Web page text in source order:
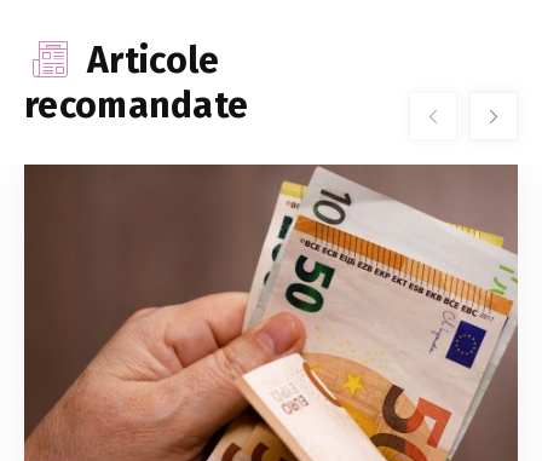
Articole
recomandate